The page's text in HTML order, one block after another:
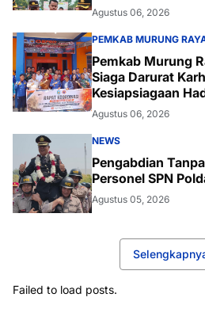
Agustus 06, 2026
PEMKAB MURUNG
Pemkab Murung
Siaga Darurat
Kesiapsiagaan
Agustus 06, 2026
NEWS
Pengabdian
Personel SPN
Agustus 05, 2026
Failed to load posts.